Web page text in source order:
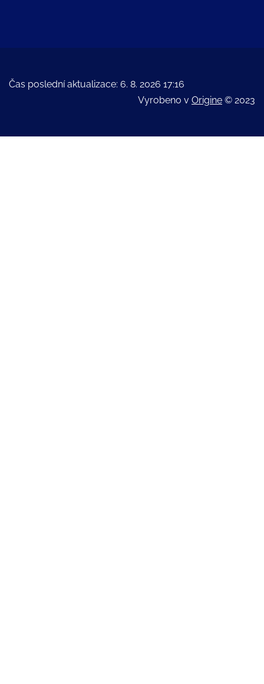
Čas poslední aktualizace: 6. 8. 2026 17:16
Vyrobeno v Origine © 2023